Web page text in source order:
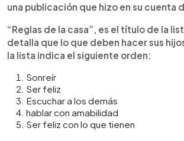
una publicación que hizo en su cuenta
“Reglas de la casa”, es el título de la
detalla que lo que deben hacer sus
la lista indica el siguiente orden:
Sonreír
Ser feliz
Escuchar a los demás
hablar con amabilidad
Ser feliz con lo que tienen